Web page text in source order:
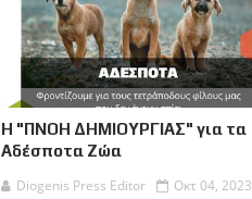
Η "ΠΝΟΗ ΔΗΜΙΟΥΡΓΙΑΣ" για τα
Αδέσποτα Ζώα
Diogenis Press Editor
Οκτ 04, 2023